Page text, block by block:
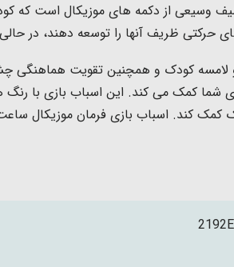
از دکمه های موزیکال است که
ظریف آنها را توسعه دهند، در حالی
کودک و همچنین تقویت هماهنگی
شما کمک می کند. این اسباب بازی با
کمک کند. اسباب بازی فرمان موزیکال